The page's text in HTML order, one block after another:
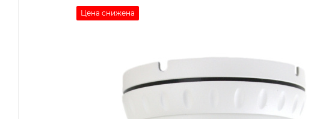
Цена снижена